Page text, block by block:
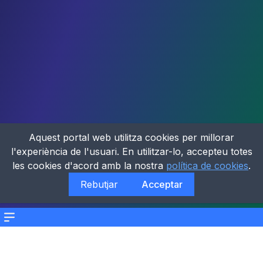
Menu
Aquest portal web utilitza cookies per millorar
l'experiència de l'usuari. En utilitzar-lo, accepteu totes
les cookies d'acord amb la nostra política de cookies.
Rebutjar
Acceptar